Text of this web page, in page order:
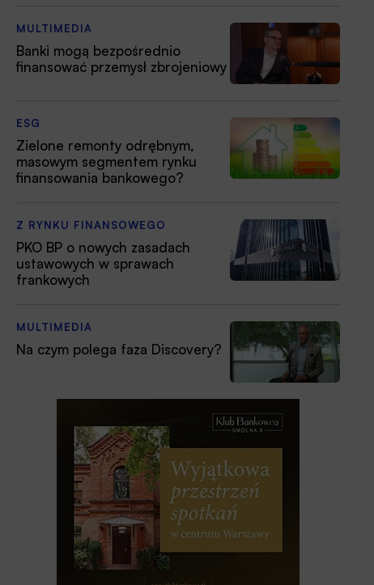
MULTIMEDIA
Banki mogą bezpośrednio
finansować przemysł zbrojeniowy
ESG
Zielone remonty odrębnym,
masowym segmentem rynku
finansowania bankowego?
Z RYNKU FINANSOWEGO
PKO BP o nowych zasadach
ustawowych w sprawach
frankowych
MULTIMEDIA
Na czym polega faza Discovery?